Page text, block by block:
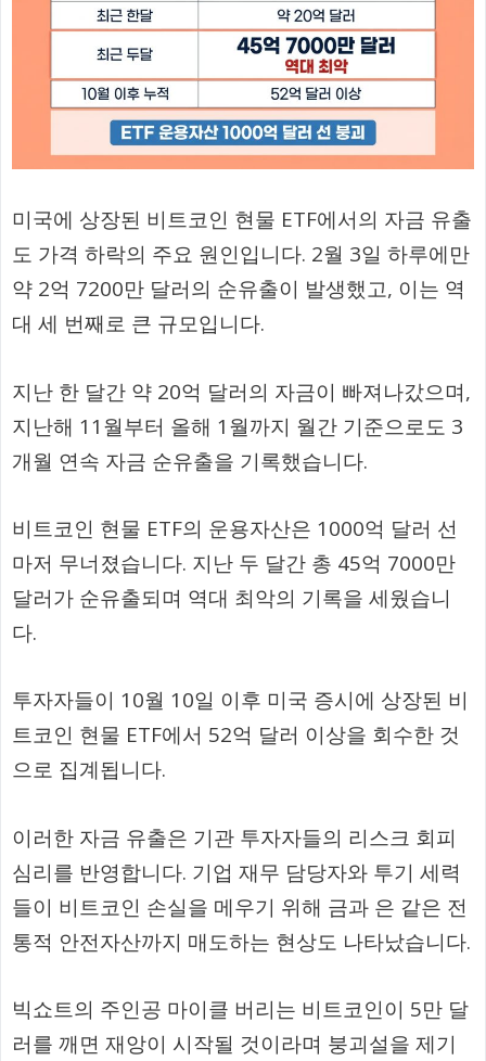
미국에 상장된 비트코인 현물 ETF에서의 자금 유출
도 가격 하락의 주요 원인입니다. 2월 3일 하루에만
약 2억 7200만 달러의 순유출이 발생했고, 이는 역
대 세 번째로 큰 규모입니다.
지난 한 달간 약 20억 달러의 자금이 빠져나갔으며,
지난해 11월부터 올해 1월까지 월간 기준으로도 3
개월 연속 자금 순유출을 기록했습니다.
비트코인 현물 ETF의 운용자산은 1000억 달러 선
마저 무너졌습니다. 지난 두 달간 총 45억 7000만
달러가 순유출되며 역대 최악의 기록을 세웠습니
다.
투자자들이 10월 10일 이후 미국 증시에 상장된 비
트코인 현물 ETF에서 52억 달러 이상을 회수한 것
으로 집계됩니다.
이러한 자금 유출은 기관 투자자들의 리스크 회피
심리를 반영합니다. 기업 재무 담당자와 투기 세력
들이 비트코인 손실을 메우기 위해 금과 은 같은 전
통적 안전자산까지 매도하는 현상도 나타났습니다.
빅쇼트의 주인공 마이클 버리는 비트코인이 5만 달
러를 깨면 재앙이 시작될 것이라며 붕괴설을 제기